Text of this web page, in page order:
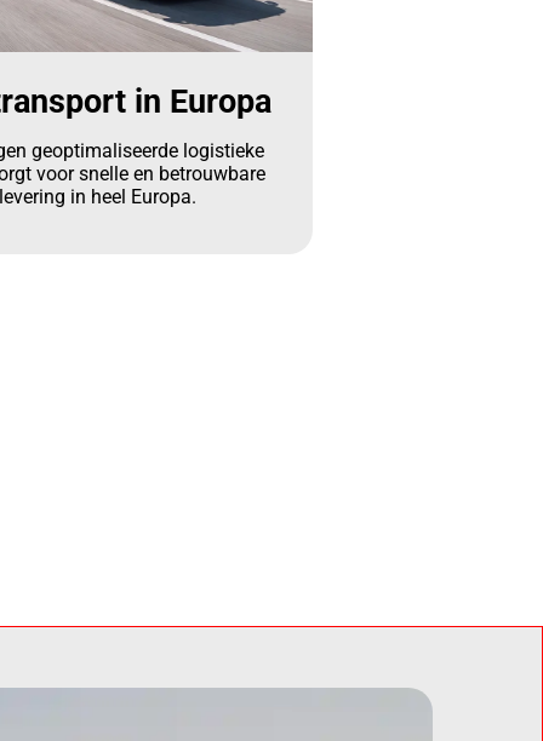
in Europa
geoptimaliseerde logistieke
voor snelle en betrouwbare
levering in heel Europa.